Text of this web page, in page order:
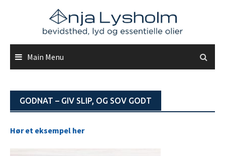
Main Menu
GODNAT – GIV SLIP, OG SOV GODT
Hør et eksempel her